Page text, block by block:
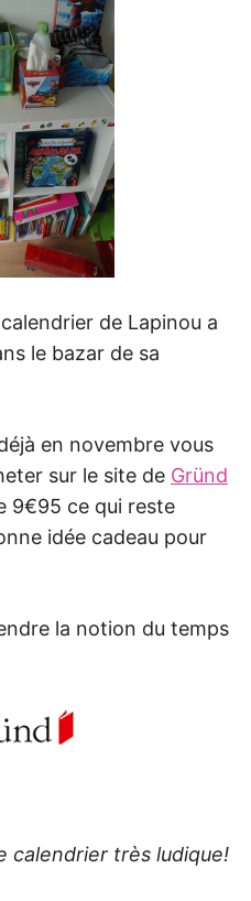
de Lapinou a
le bazar de sa
en novembre vous
sur le site de Gründ
9€95 ce qui reste
idée cadeau pour
la notion du temps
calendrier très ludique!